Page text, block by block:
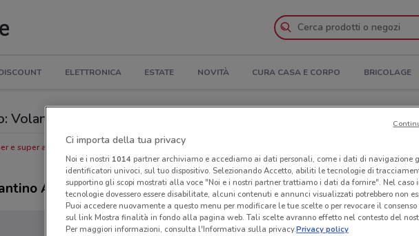
ELETTRONICA ESTATE NOVITÀ CURA CASA E CORPO BRICOLAGE
Volantino, Orari di apertura e Indirizzi
e super a Piombino Negozi Acqua Panna a Piombino
Acqua Panna
Ci importa della tua privacy
Noi e i nostri 1014partner archiviamo e accediamo ai dati personali, come i dati di navigazione
identificatori univoci, sul tuo dispositivo. Selezionando Accetto, abiliti le tecnologie di
supportino gli scopi mostrati alla voce "Noi e i nostri partner trattiamo i dati da fornire". Nel caso
tecnologie dovessero essere disabilitate, alcuni contenuti e annunci visualizzati potrebbero non
Puoi accedere nuovamente a questo menu per modificare le tue scelte o per revocare il
sul link Mostra finalità in fondo alla pagina web. Tali scelte avranno effetto nel contesto del
Per maggiori informazioni, consulta l'Informativa sulla privacy.Privacy policy